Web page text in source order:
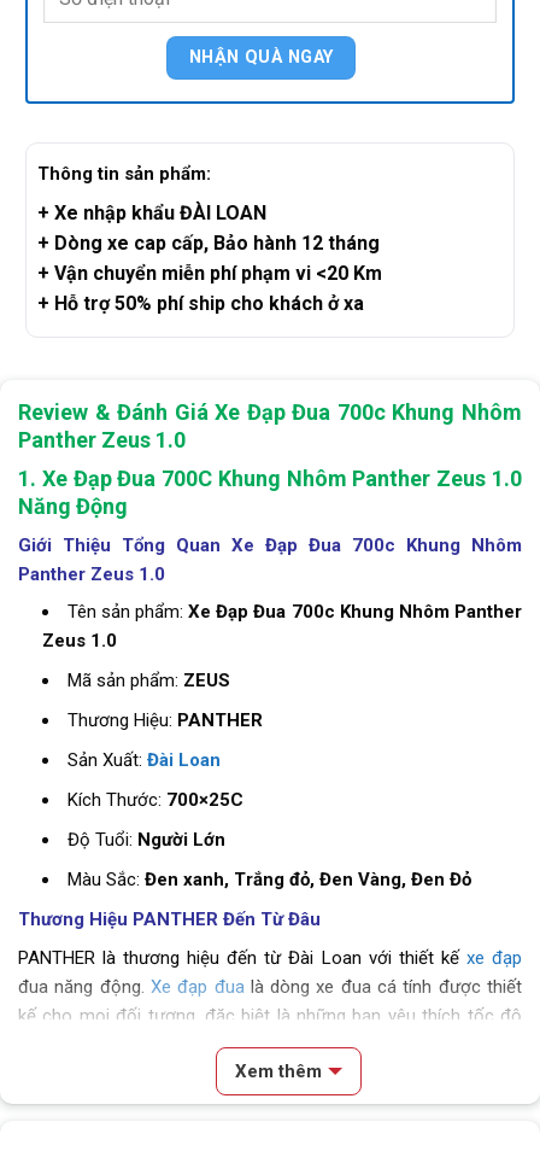
Thông tin sản phẩm:
+ Xe nhập khẩu ĐÀI LOAN
+ Dòng xe cap cấp, Bảo hành 12 tháng
+ Vận chuyển miễn phí phạm vi <20 Km
+ Hỗ trợ 50% phí ship cho khách ở xa
Review & Đánh Giá Xe Đạp Đua 700c Khung Nhôm
Panther Zeus 1.0
1. Xe Đạp Đua 700C Khung Nhôm Panther Zeus 1.0
Năng Động
Giới Thiệu Tổng Quan Xe Đạp Đua 700c Khung Nhôm
Panther Zeus 1.0
Tên sản phẩm:Xe Đạp Đua 700c Khung Nhôm Panther
Zeus 1.0
Mã sản phẩm: ZEUS
Thương Hiệu: PANTHER
Sản Xuất: Đài Loan
Kích Thước: 700×25C
Độ Tuổi: Người Lớn
Màu Sắc: Đen xanh, Trắng đỏ, Đen Vàng, Đen Đỏ
Thương Hiệu PANTHER Đến Từ Đâu
PANTHER là thương hiệu đến từ Đài Loan với thiết kế xe đạp
đua năng động. Xe đạp đualà dòng xe đua cá tính được thiết
kế cho mọi đối tượng, đặc biệt là những bạn yêu thích tốc độ
Nếu bạn đang tìm cho mình một chiếcxe đạp thể thao
luyện sức khỏe màchất lượngthì không thể bỏ qua thương hiệu
Xem thêm